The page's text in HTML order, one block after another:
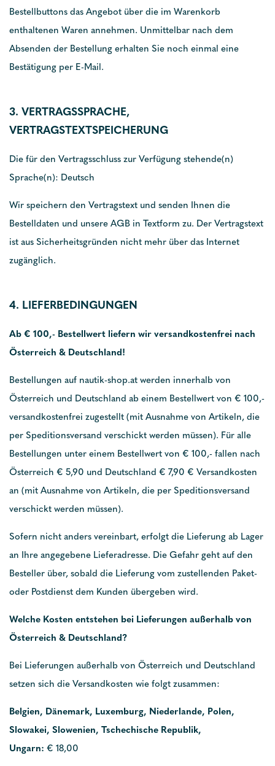
Bestellbuttons das Angebot über die im Warenkorb
enthaltenen Waren annehmen. Unmittelbar nach dem
Absenden der Bestellung erhalten Sie noch einmal eine
Bestätigung per E-Mail.
3. VERTRAGSSPRACHE,
VERTRAGSTEXTSPEICHERUNG
Die für den Vertragsschluss zur Verfügung stehende(n)
Sprache(n): Deutsch
Wir speichern den Vertragstext und senden Ihnen die
Bestelldaten und unsere AGB in Textform zu. Der Vertragstext
ist aus Sicherheitsgründen nicht mehr über das Internet
zugänglich.
4. LIEFERBEDINGUNGEN
Ab € 100,- Bestellwert liefern wir versandkostenfrei nach
Österreich & Deutschland!
Bestellungen auf nautik-shop.at werden innerhalb von
Österreich und Deutschland ab einem Bestellwert von € 100,-
versandkostenfrei zugestellt (mit Ausnahme von Artikeln, die
per Speditionsversand verschickt werden müssen). Für alle
Bestellungen unter einem Bestellwert von € 100,- fallen nach
Österreich € 5,90 und Deutschland € 7,90 € Versandkosten
an (mit Ausnahme von Artikeln, die per Speditionsversand
verschickt werden müssen).
Sofern nicht anders vereinbart, erfolgt die Lieferung ab Lager
an Ihre angegebene Lieferadresse. Die Gefahr geht auf den
Besteller über, sobald die Lieferung vom zustellenden Paket-
oder Postdienst dem Kunden übergeben wird.
Welche Kosten entstehen bei Lieferungen außerhalb von
Österreich & Deutschland?
Bei Lieferungen außerhalb von Österreich und Deutschland
setzen sich die Versandkosten wie folgt zusammen:
Belgien, Dänemark, Luxemburg, Niederlande, Polen,
Slowakei, Slowenien, Tschechische Republik,
Ungarn: € 18,00